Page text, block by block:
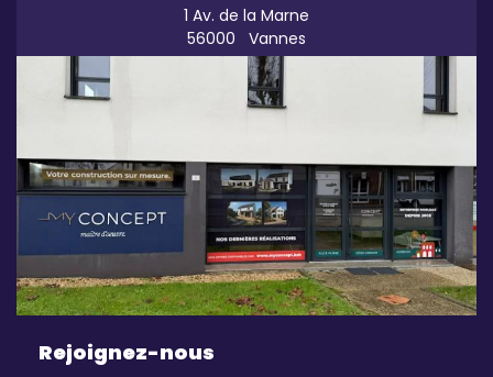
1 Av. de la Marne
56000
Vannes
Rejoignez-nous